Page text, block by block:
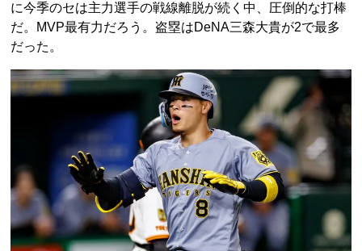
に今季のセは主力選手の戦線離脱が続く中、圧倒的な打棒
だ。MVP最有力だろう。盗塁はDeNA三森大貴が2で最多
だった。